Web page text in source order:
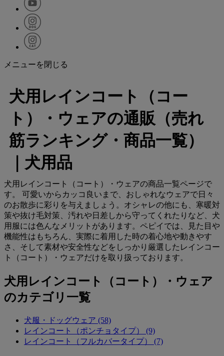
メニューを閉じる
犬用レインコート（コー
ト）・ウェアの通販（売れ
筋ランキング・商品一覧）
｜犬用品
犬用レインコート（コート）・ウェアの商品一覧ページで
す。 可愛いからカッコ良いまで、おしゃれなウェアで日々
のお散歩に彩りを与えましょう。オシャレの他にも、寒暖対
策や抜け毛対策、汚れや日差しから守ってくれたりなど、犬
用服には色んなメリットがあります。ペピイでは、見た目や
機能性はもちろん、実際に着用した時の着心地や動きやす
さ、そして素材や安全性などをしっかり厳選したレインコー
ト（コート）・ウェアだけを取り扱っております。
犬用レインコート（コート）・ウェア
のカテゴリ一覧
犬服・ドッグウェア (58)
レインコート（ポンチョタイプ） (9)
レインコート（フルカバータイプ） (7)